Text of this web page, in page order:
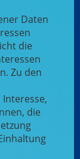
Daten
die
Zu den
die